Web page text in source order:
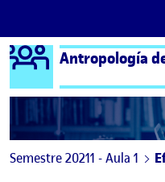
Saltar al contenido
Logo Ágora
Antropología
Semestre 20211 - Aula 1